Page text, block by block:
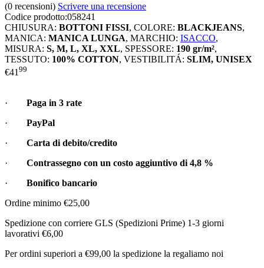
(0 recensioni) Scrivere una recensione
Codice prodotto:058241
CHIUSURA: BOTTONI FISSI, COLORE: BLACKJEANS,
MANICA: MANICA LUNGA, MARCHIO: ISACCO,
MISURA: S, M, L, XL, XXL, SPESSORE: 190 gr/m²,
TESSUTO: 100% COTTON, VESTIBILITÁ: SLIM, UNISEX
€41 99
· Paga in 3 rate
· PayPal
· Carta di debito/credito
· Contrassegno con un costo aggiuntivo di 4,8 %
· Bonifico bancario
Ordine minimo €25,00
Spedizione con corriere GLS (Spedizioni Prime) 1-3 giorni
lavorativi €6,00
Per ordini superiori a €99,00 la spedizione la regaliamo noi